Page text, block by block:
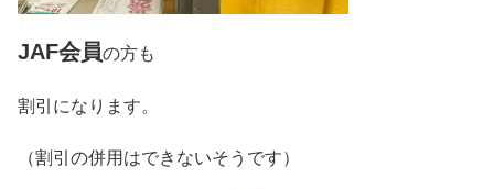
JAF会員の方も
割引になります。
（割引の併用はできないそうです）